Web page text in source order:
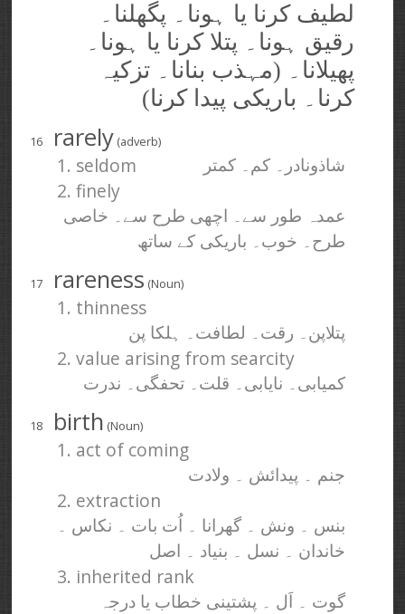
لطیف کرنا یا ہونا۔ پگھلنا۔
رقیق ہونا۔ پتلا کرنا یا ہونا۔
پھیلانا۔ (مہذب بنانا۔ تزکیہ
کرنا۔ باریکی پیدا کرنا)
16 rarely (adverb)
1. seldom شاذونادر۔ کم۔ کمتر
2. finely
عمدہ طور سے۔ اچھی طرح سے۔ خاصی
طرح۔ خوب۔ باریکی کے ساتھ
17 rareness (Noun)
1. thinness
پتلاپن۔ رقت۔ لطافت۔ ہلکا پن
2. value arising from searcity
کمیابی۔ نایابی۔ قلت۔ تحفگی۔ ندرت
18 birth (Noun)
1. act of coming
جنم ۔ پیدائش ۔ ولادت
2. extraction
بنس ۔ ونش ۔ گھرانا ۔ اُت بات ۔ نکاس ۔
خاندان ۔ نسل ۔ بنیاد ۔ اصل
3. inherited rank
گوت ۔ اَل ۔ پشتینی خطاب یا درجہ